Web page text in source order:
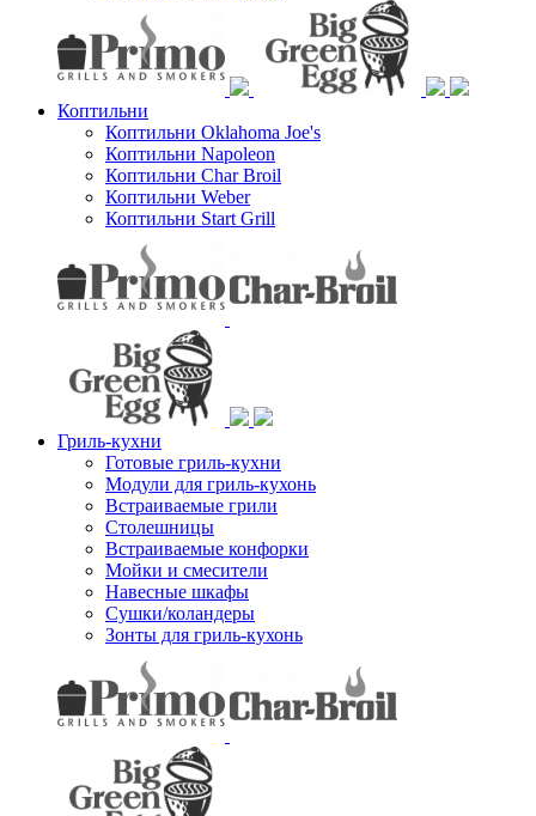
Коптильни
Коптильни Oklahoma Joe's
Коптильни Napoleon
Коптильни Char Broil
Коптильни Weber
Коптильни Start Grill
Гриль-кухни
Готовые гриль-кухни
Модули для гриль-кухонь
Встраиваемые грили
Столешницы
Встраиваемые конфорки
Мойки и смесители
Навесные шкафы
Сушки/коландеры
Зонты для гриль-кухонь